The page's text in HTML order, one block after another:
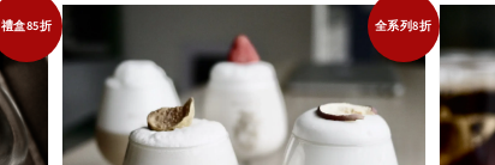
禮盒85折 全系列8折